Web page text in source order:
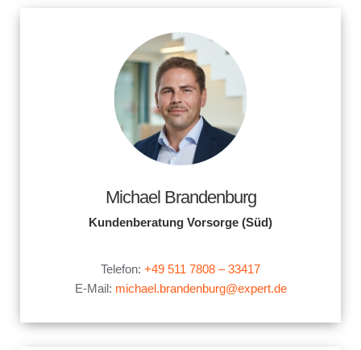
Michael Brandenburg
Kundenberatung Vorsorge (Süd)
Telefon: +49 511 7808 – 33417
E-Mail: michael.brandenburg@expert.de